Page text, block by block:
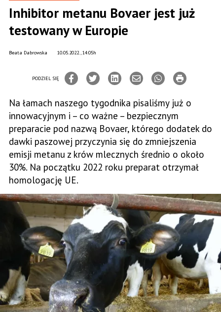
Inhibitor metanu Bovaer jest już
testowany w Europie
10.05.2022., 14:05h
Beata Dabrowska
PODZIEL SIĘ
Na łamach naszego tygodnika pisaliśmy już o
innowacyjnym i – co ważne – bezpiecznym
preparacie pod nazwą Bovaer, którego dodatek do
dawki paszowej przyczynia się do zmniejszenia
emisji metanu z krów mlecznych średnio o około
30%. Na początku 2022 roku preparat otrzymał
homologację UE.